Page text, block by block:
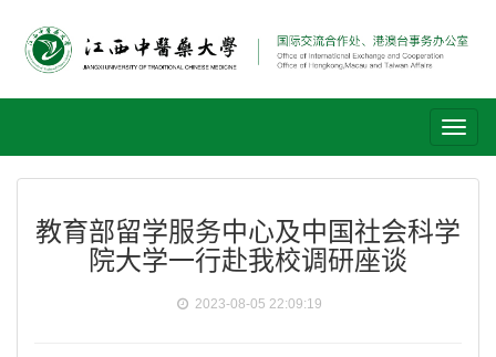
教育部留学服务中心及中国社会科学
院大学一行赴我校调研座谈
2023-08-05 22:09:19